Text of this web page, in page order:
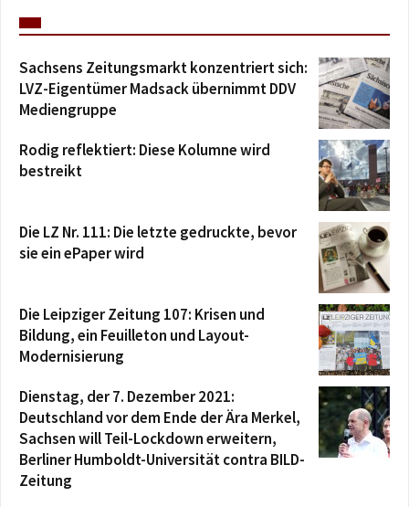
Sachsens Zeitungsmarkt konzentriert sich:
LVZ-Eigentümer Madsack übernimmt DDV
Mediengruppe
Rodig reflektiert: Diese Kolumne wird
bestreikt
Die LZ Nr. 111: Die letzte gedruckte, bevor
sie ein ePaper wird
Die Leipziger Zeitung 107: Krisen und
Bildung, ein Feuilleton und Layout-
Modernisierung
Dienstag, der 7. Dezember 2021:
Deutschland vor dem Ende der Ära Merkel,
Sachsen will Teil-Lockdown erweitern,
Berliner Humboldt-Universität contra BILD-
Zeitung